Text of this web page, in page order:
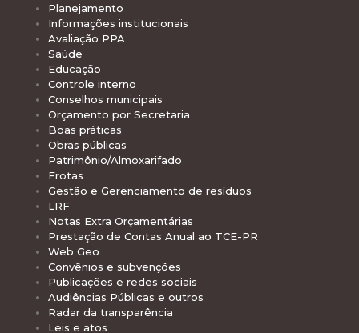
Planejamento
Informações institucionais
Avaliação PPA
Saúde
Educação
Controle interno
Conselhos municipais
Orçamento por Secretaria
Boas práticas
Obras públicas
Patrimônio/Almoxarifado
Frotas
Gestão e Gerenciamento de resíduos
LRF
Notas Extra Orçamentárias
Prestação de Contas Anual ao TCE-PR
Web Geo
Convênios e subvenções
Publicações e redes sociais
Audiências Públicas e outros
Radar da transparência
Leis e atos